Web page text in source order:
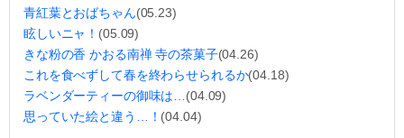
青紅葉とおばちゃん(05.23)
眩しいニャ！ (05.09)
きな粉の香 かおる南禅 寺の茶菓子(04.26)
これを食べずして春を終わらせられるか(04.18)
ラベンダーティーの御味は… (04.09)
思っていた絵と違う…！ (04.04)